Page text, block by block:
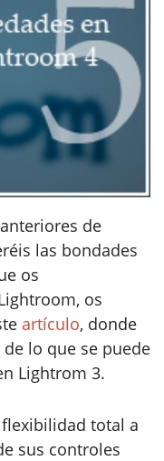
de
las bondades
os
os
artículo, donde
lo que se puede
Lightrom 3.
total a
sus controles